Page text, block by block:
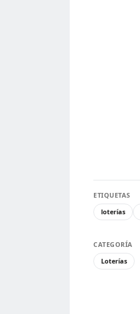
ETIQUETAS
loterías
CATEGORÍA
Loterías